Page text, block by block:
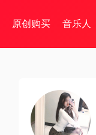
原创购买 音乐人